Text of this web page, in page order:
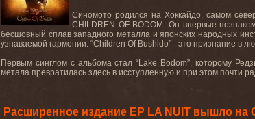
Синомото родился на Хоккайдо, самом
CHILDREN OF BODOM. Он впервые
бесшовный сплав западного металла и японских народных
узнаваемой гармонии. “Children Of Bushido” - это признание в
Первым синглом с альбома стал “Lake Bodom”, которому
метала превратилась здесь в исступленную и при этом почти
Расширенное издание EP LA NUIT вышло на